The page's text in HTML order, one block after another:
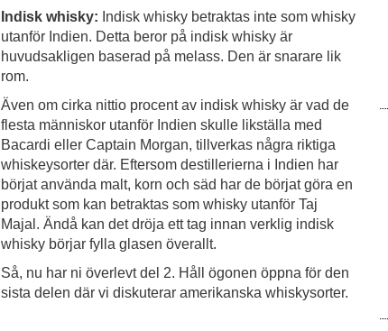
Indisk whisky: Indisk whisky betraktas inte som whisky
utanför Indien. Detta beror på indisk whisky är
huvudsakligen baserad på melass. Den är snarare lik
rom.
Även om cirka nittio procent av indisk whisky är vad de
flesta människor utanför Indien skulle likställa med
Bacardi eller Captain Morgan, tillverkas några riktiga
whiskeysorter där. Eftersom destillerierna i Indien har
börjat använda malt, korn och säd har de börjat göra en
produkt som kan betraktas som whisky utanför Taj
Majal. Ändå kan det dröja ett tag innan verklig indisk
whisky börjar fylla glasen överallt.
Så, nu har ni överlevt del 2. Håll ögonen öppna för den
sista delen där vi diskuterar amerikanska whiskysorter.